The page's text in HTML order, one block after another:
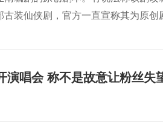
装仙侠剧，官方一直宣称其为原创
演唱会 称不是故意让粉丝失